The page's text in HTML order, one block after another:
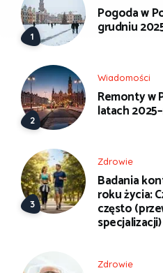
Pogoda w
grudniu
Wiadomości
Remonty w
latach
Zdrowie
Badania
roku życia:
często
specjalizacji)
Zdrowie